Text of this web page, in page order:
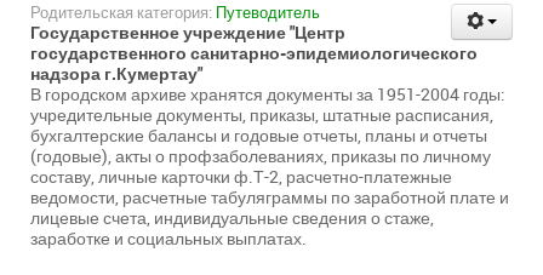
Родительская категория: Путеводитель
Государственное учреждение "Центр
государственного санитарно-эпидемиологического
надзора г.Кумертау"
В городском архиве хранятся документы за 1951-2004 годы:
учредительные документы, приказы, штатные расписания,
бухгалтерские балансы и годовые отчеты, планы и отчеты
(годовые), акты о профзаболеваниях, приказы по личному
составу, личные карточки ф.Т-2, расчетно-платежные
ведомости, расчетные табуляграммы по заработной плате и
лицевые счета, индивидуальные сведения о стаже,
заработке и социальных выплатах.